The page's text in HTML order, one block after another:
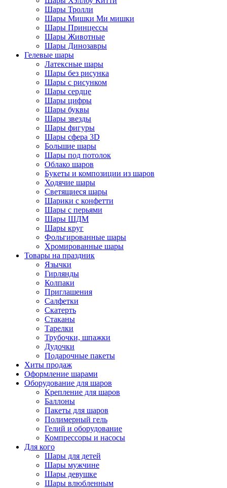
Шары Тролли
Шары Мишки Ми мишки
Шары Принцессы
Шары Животные
Шары Динозавры
Гелевые шары
Латексные шары
Шары без рисунка
Шары с рисунком
Шары сердце
Шары цифры
Шары буквы
Шары звезды
Шары фигуры
Шары сфера 3D
Большие шары
Шары под потолок
Облако шаров
Букеты и композиции из шаров
Ходячие шары
Светящиеся шары
Шарики с конфетти
Шары с перьями
Шары ШДМ
Шары круг
Фольгированные шары
Хромированные шары
Товары на праздник
Язычки
Гирлянды
Колпаки
Приглашения
Салфетки
Скатерть
Стаканы
Тарелки
Трубочки, шпажки
Дудочки
Подарочные пакеты
Хиты продаж
Оформление шарами
Оборудование для шаров
Крепление для шаров
Баллоны
Пакеты для шаров
Полимерный гель
Гелий и оборудование
Компрессоры и насосы
Для кого
Шары для детей
Шары мужчине
Шары девушке
Шары влюбленным